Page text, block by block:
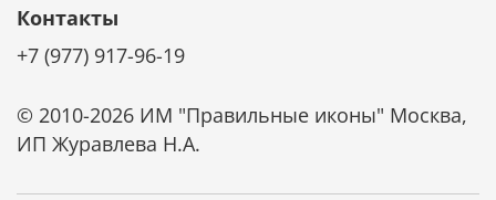
Контакты
+7 (977) 917-96-19
© 2010-2026 ИМ "Правильные иконы" Москва,
ИП Журавлева Н.А.